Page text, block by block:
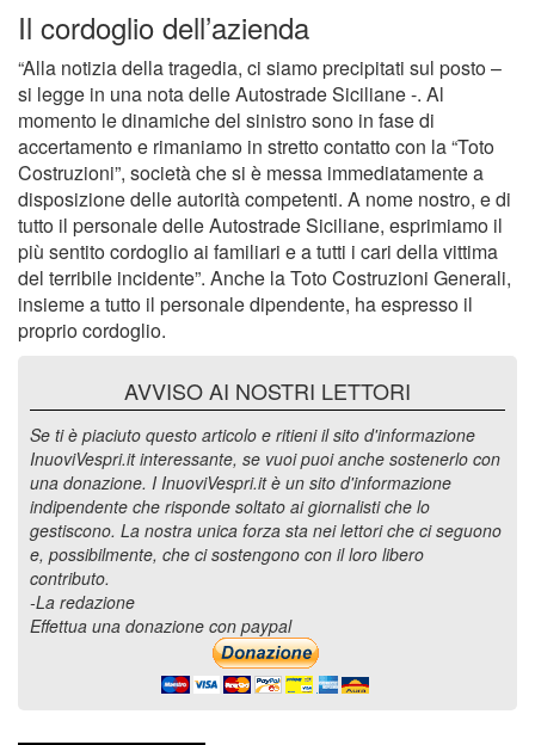
Il cordoglio dell’azienda
“Alla notizia della tragedia, ci siamo precipitati sul posto –
si legge in una nota delle Autostrade Siciliane -. Al
momento le dinamiche del sinistro sono in fase di
accertamento e rimaniamo in stretto contatto con la “Toto
Costruzioni”, società che si è messa immediatamente a
disposizione delle autorità competenti. A nome nostro, e di
tutto il personale delle Autostrade Siciliane, esprimiamo il
più sentito cordoglio ai familiari e a tutti i cari della vittima
del terribile incidente”. Anche la Toto Costruzioni Generali,
insieme a tutto il personale dipendente, ha espresso il
proprio cordoglio.
AVVISO AI NOSTRI LETTORI
Se ti è piaciuto questo articolo e ritieni il sito d'informazione
InuoviVespri.it interessante, se vuoi puoi anche sostenerlo con
una donazione. I InuoviVespri.it è un sito d'informazione
indipendente che risponde soltato ai giornalisti che lo
gestiscono. La nostra unica forza sta nei lettori che ci seguono
e, possibilmente, che ci sostengono con il loro libero
contributo.
-La redazione
Effettua una donazione con paypal